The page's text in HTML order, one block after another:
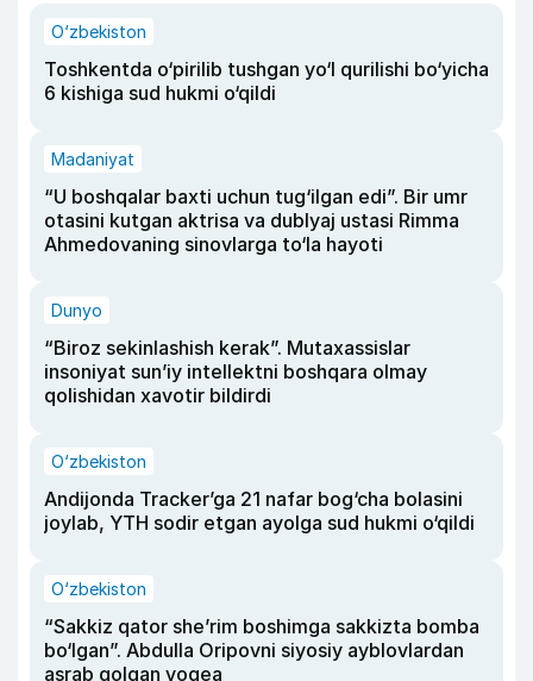
O‘zbekiston
Toshkentda o‘pirilib tushgan yo‘l qurilishi bo‘yicha
6 kishiga sud hukmi o‘qildi
Madaniyat
“U boshqalar baxti uchun tug‘ilgan edi”. Bir umr
otasini kutgan aktrisa va dublyaj ustasi Rimma
Ahmedovaning sinovlarga to‘la hayoti
Dunyo
“Biroz sekinlashish kerak”. Mutaxassislar
insoniyat sun’iy intellektni boshqara olmay
qolishidan xavotir bildirdi
O‘zbekiston
Andijonda Tracker’ga 21 nafar bog‘cha bolasini
joylab, YTH sodir etgan ayolga sud hukmi o‘qildi
O‘zbekiston
“Sakkiz qator she’rim boshimga sakkizta bomba
bo‘lgan”. Abdulla Oripovni siyosiy ayblovlardan
asrab qolgan voqea